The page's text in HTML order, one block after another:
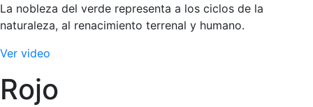
La nobleza del verde representa a los ciclos de la
naturaleza, al renacimiento terrenal y humano.
Ver video
Rojo